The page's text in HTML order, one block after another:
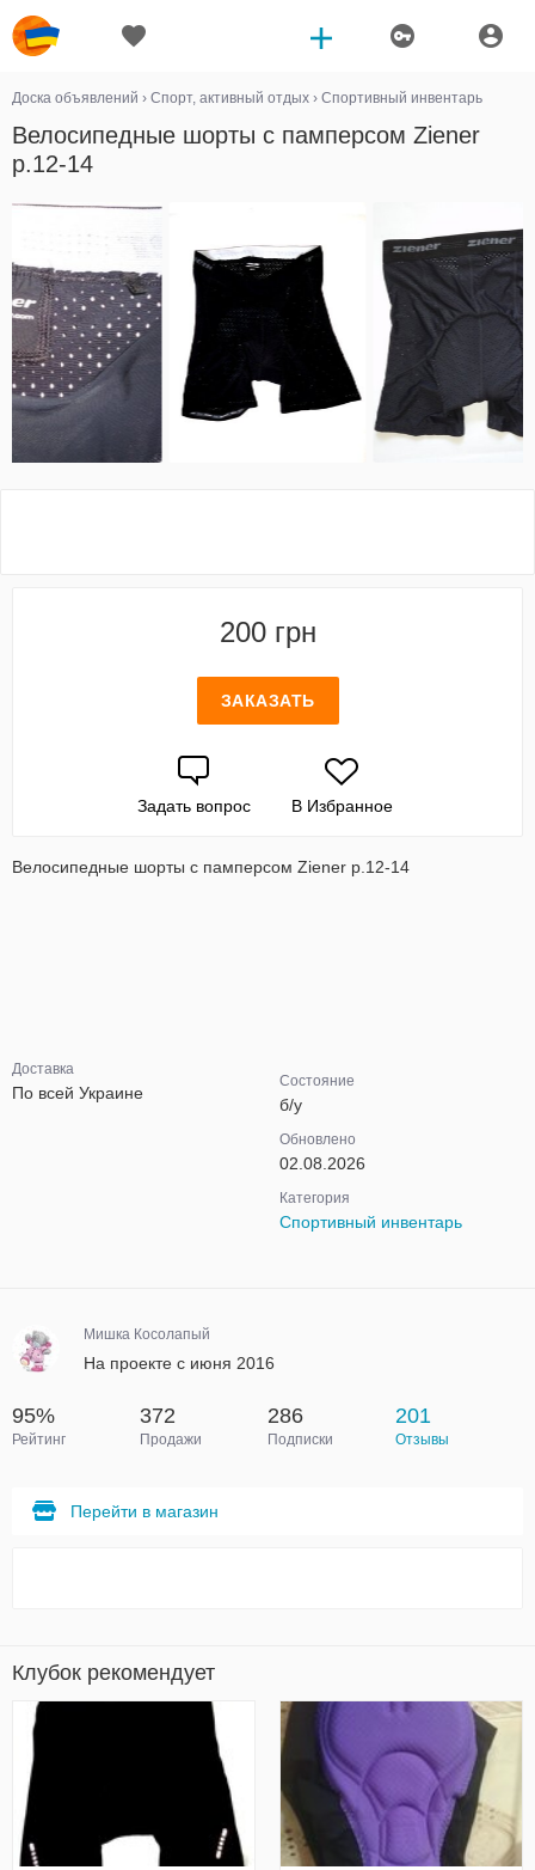
Доска объявлений › Спорт, активный отдых › Спортивный инвентарь
Велосипедные шорты с памперсом Ziener
р.12-14
200 грн
ЗАКАЗАТЬ
Задать вопрос В Избранное
Велосипедные шорты с памперсом Ziener р.12-14
Доставка
По всей Украине
Состояние
б/у
Обновлено
02.08.2026
Категория
Спортивный инвентарь
Мишка Косолапый
На проекте с июня 2016
95%
Рейтинг
372
Продажи
286
Подписки
201
Отзывы
Перейти в магазин
Клубок рекомендует